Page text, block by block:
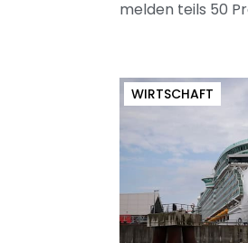
melden teils 50
WIRTSCHAFT